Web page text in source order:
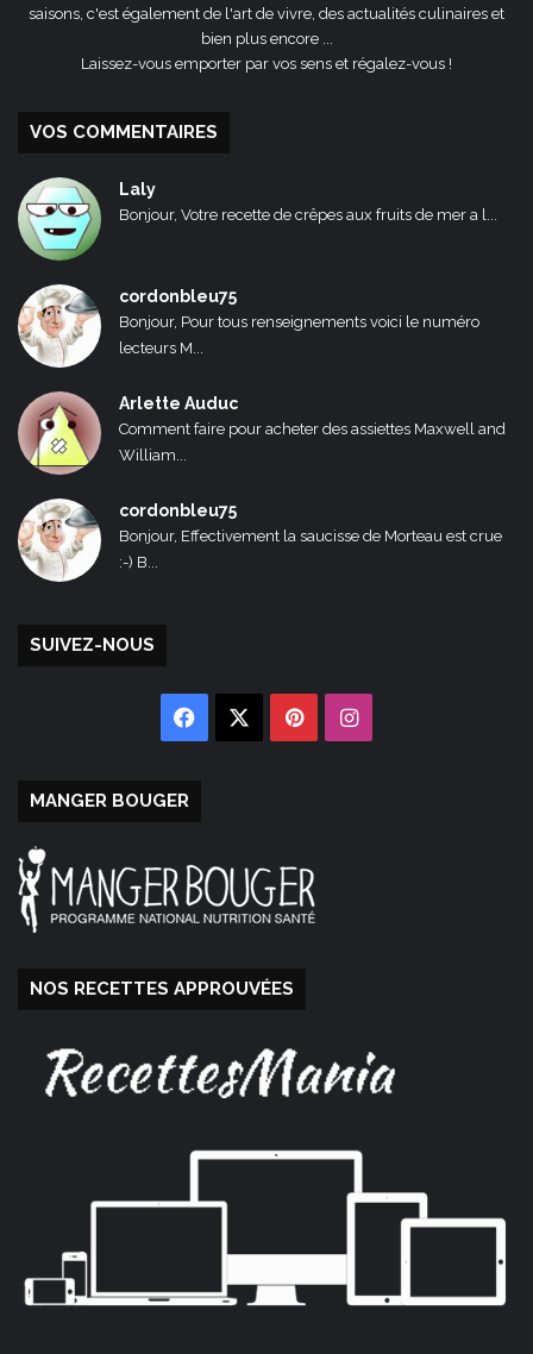
saisons, c'est également de l'art de vivre, des actualités culinaires et
bien plus encore ...
Laissez-vous emporter par vos sens et régalez-vous !
VOS COMMENTAIRES
Laly
Bonjour, Votre recette de crêpes aux fruits de mer a l...
cordonbleu75
Bonjour, Pour tous renseignements voici le numéro
lecteurs M...
Arlette Auduc
Comment faire pour acheter des assiettes Maxwell and
William...
cordonbleu75
Bonjour, Effectivement la saucisse de Morteau est crue
:-) B...
SUIVEZ-NOUS
Facebook PinterestInstagram
MANGER BOUGER
NOS RECETTES APPROUVÉES